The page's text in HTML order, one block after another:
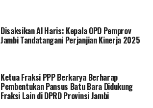
Disaksikan Al Haris: Kepala OPD Pemprov
Jambi Tandatangani Perjanjian Kinerja 2025
Ketua Fraksi PPP Berkarya Berharap
Pembentukan Pansus Batu Bara Didukung
Fraksi Lain di DPRD Provinsi Jambi